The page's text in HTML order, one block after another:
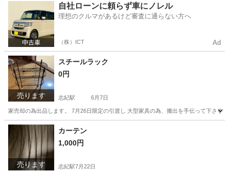
志紀駅 インテリア雑貨/小物 剣山
自社ローンに頼らず車にノレル
理想のクルマがあるけど審査に通らない方へ
（株）ICT Ad
売ります
スチールラック
0円
志紀駅 6月7日
家売却の為出品します。 7月26日限定の引渡し 大型家具の為、搬出を手伝って下さる
大阪 八尾市
売ります
カーテン
1,000円
志紀駅7月22日